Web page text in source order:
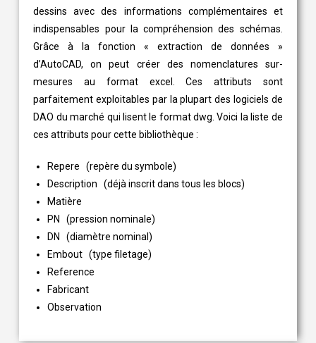
dessins avec des informations complémentaires et
indispensables pour la compréhension des schémas.
Grâce à la fonction « extraction de données »
d’AutoCAD, on peut créer des nomenclatures sur-
mesures au format excel. Ces attributs sont
parfaitement exploitables par la plupart des logiciels de
DAO du marché qui lisent le format dwg. Voici la liste de
ces attributs pour cette bibliothèque :
Repere (repère du symbole)
Description (déjà inscrit dans tous les blocs)
Matière
PN (pression nominale)
DN (diamètre nominal)
Embout (type filetage)
Reference
Fabricant
Observation